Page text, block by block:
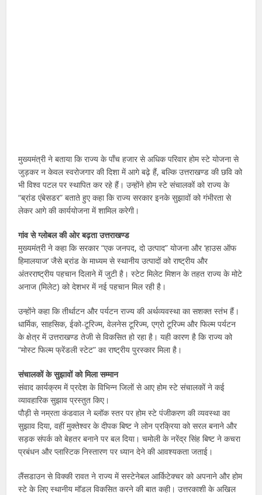
मुख्यमंत्री ने बताया कि राज्य के पाँच हजार से अधिक परिवार होम स्टे योजना से
जुड़कर न केवल स्वरोजगार की दिशा में आगे बढ़े हैं, बल्कि उत्तराखण्ड की छवि को
भी विश्व पटल पर स्थापित कर रहे हैं। उन्होंने होम स्टे संचालकों को राज्य के
“ब्रांड एंबेसडर” बताते हुए कहा कि राज्य सरकार इनके सुझावों को गंभीरता से
लेकर आगे की कार्ययोजना में शामिल करेगी।
गांव से ग्लोबल की ओर बढ़ता उत्तराखण्ड
मुख्यमंत्री ने कहा कि सरकार “एक जनपद, दो उत्पाद” योजना और ‘हाउस ऑफ
हिमालयाज’ जैसे ब्रांड के माध्यम से स्थानीय उत्पादों को राष्ट्रीय और
अंतरराष्ट्रीय पहचान दिलाने में जुटी है। स्टेट मिलेट मिशन के तहत राज्य के मोटे
अनाज (मिलेट) को देशभर में नई पहचान मिल रही है।
उन्होंने कहा कि तीर्थाटन और पर्यटन राज्य की अर्थव्यवस्था का सशक्त स्तंभ हैं।
धार्मिक, साहसिक, ईको-टूरिज्म, वेलनेस टूरिज्म, एग्रो टूरिज्म और फिल्म पर्यटन
के क्षेत्र में उत्तराखण्ड तेजी से विकसित हो रहा है। यही कारण है कि राज्य को
“मोस्ट फिल्म फ्रेंडली स्टेट” का राष्ट्रीय पुरस्कार मिला है।
संचालकों के सुझावों को मिला सम्मान
संवाद कार्यक्रम में प्रदेश के विभिन्न जिलों से आए होम स्टे संचालकों ने कई
व्यावहारिक सुझाव प्रस्तुत किए।
पौड़ी से नम्रता कंडवाल ने ब्लॉक स्तर पर होम स्टे पंजीकरण की व्यवस्था का
सुझाव दिया, वहीं मुक्तेश्वर के दीपक बिष्ट ने लोन प्रक्रिया को सरल बनाने और
सड़क संपर्क को बेहतर बनाने पर बल दिया। चमोली के नरेंद्र सिंह बिष्ट ने कचरा
प्रबंधन और प्लास्टिक निस्तारण पर ध्यान देने की आवश्यकता जताई।
लैंसडाउन से विक्की रावत ने राज्य में सस्टेनेबल आर्किटेक्चर को अपनाने और होम
स्टे के लिए स्थानीय मॉडल विकसित करने की बात कही। उत्तरकाशी के अखिल